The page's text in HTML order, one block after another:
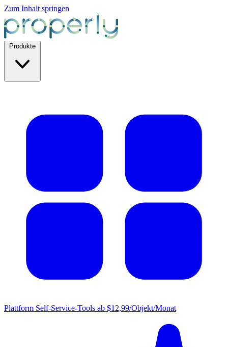
Zum Inhalt springen
Plattform Self-Service-Tools ab $12,99/Objekt/Monat